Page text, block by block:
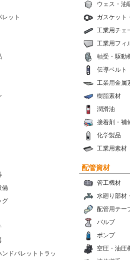
ット
備
グ
ンドパレットトラッ
ウェス・油
ガスケット
工業用チェ
工業用フィ
軸受・駆動
伝導ベルト
工業用金属
樹脂素材
潤滑油
接着剤・補
化学製品
工業用素材
配管資材
管工機材
水廻り部材
配管用テー
バルブ
ポンプ
空圧・油圧